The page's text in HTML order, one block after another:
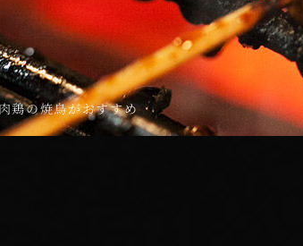
鶏の焼鳥がおすすめ